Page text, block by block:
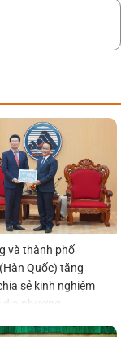
và thành phố
Quốc) tăng
sẻ kinh nghiệm
địa phương